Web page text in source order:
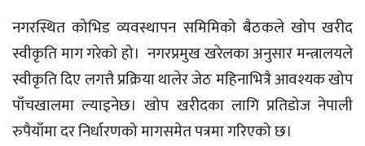
नगरस्थित कोभिड व्यवस्थापन समिमिको बैठकले खोप खरीद
स्वीकृति माग गरेको हो। नगरप्रमुख खरेलका अनुसार मन्त्रालयले
स्वीकृति दिए लगत्तै प्रक्रिया थालेर जेठ महिनाभित्रै आवश्यक खोप
पाँचखालमा ल्याइनेछ। खोप खरीदका लागि प्रतिडोज नेपाली
रुपैयाँमा दर निर्धारणको मागसमेत पत्रमा गरिएको छ।